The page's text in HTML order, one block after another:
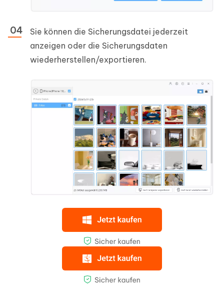
Sie können die Sicherungsdatei jederzeit
anzeigen oder die Sicherungsdaten
wiederherstellen/exportieren.